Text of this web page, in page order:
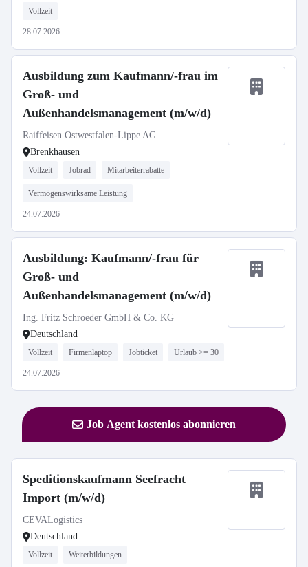
Vollzeit
28.07.2026
Ausbildung zum Kaufmann/-frau im
Groß- und
Außenhandelsmanagement (m/w/d)
Raiffeisen Ostwestfalen-Lippe AG
Brenkhausen
Vollzeit Jobrad Mitarbeiterrabatte
Vermögenswirksame Leistung
24.07.2026
Ausbildung: Kaufmann/-frau für
Groß- und
Außenhandelsmanagement (m/w/d)
Ing. Fritz Schroeder GmbH & Co. KG
Deutschland
Vollzeit Firmenlaptop Jobticket Urlaub >= 30
24.07.2026
Job Agent kostenlos abonnieren
Speditionskaufmann Seefracht
Import (m/w/d)
CEVALogistics
Deutschland
Vollzeit Weiterbildungen